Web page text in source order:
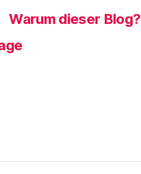
Warum dieser Blog?